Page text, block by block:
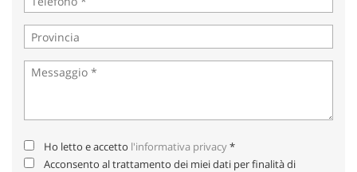
Ho letto e accetto l'informativa privacy*
Acconsento al trattamento dei miei dati per finalità di